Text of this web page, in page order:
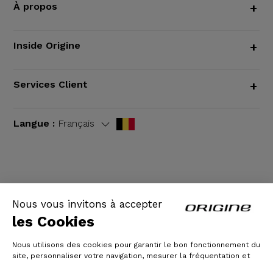
Nous vous invitons à accepter
les Cookies
Nous utilisons des cookies pour garantir le bon fonctionnement du
site, personnaliser votre navigation, mesurer la fréquentation et
À propos +
Inside Origine +
Services Client +
Langue : Français